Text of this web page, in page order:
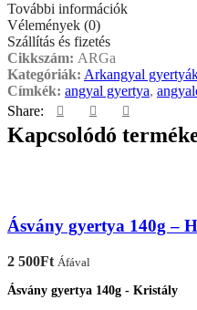
További információk
Vélemények (0)
Szállítás és fizetés
Cikkszám: ARGa
Kategóriák: Arkangyal
Címkék: angyal gyertya,
Share:
Kapcsolódó
Ásvány gyertya 140g –
2 500Ft Áfával
Ásvány gyertya 140g - Kristály